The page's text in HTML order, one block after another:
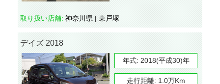
取り扱い店舗: 神奈川県 | 東戸塚
デイズ 2018
年式: 2018(平成30)年
走行距離: 1.0万Km